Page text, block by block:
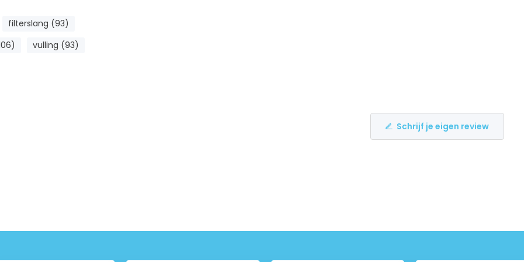
filterslang (93)
vulling (93)
Schrijf je eigen review